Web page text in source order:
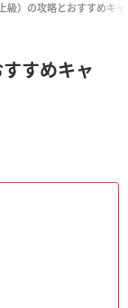
級）の攻略とおすすめキ
すめキャ